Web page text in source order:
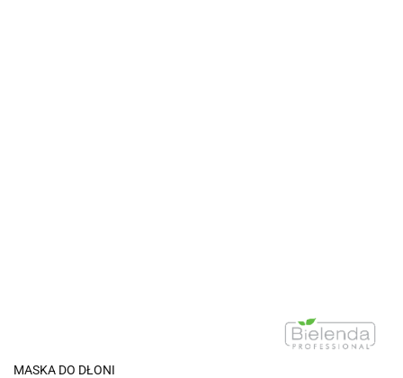
MASKA DO DŁONI